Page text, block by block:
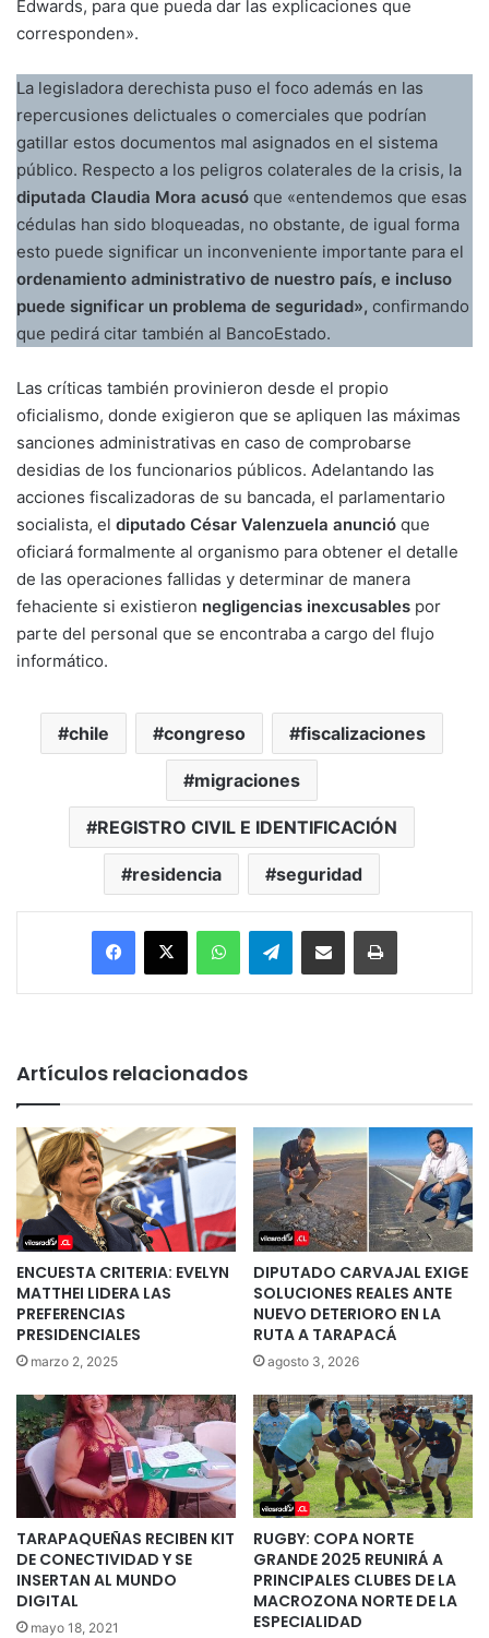
Edwards, para que pueda dar las explicaciones que
corresponden».
La legisladora derechista puso el foco además en las
repercusiones delictuales o comerciales que podrían
gatillar estos documentos mal asignados en el sistema
público. Respecto a los peligros colaterales de la crisis, la
diputada Claudia Mora acusó que «entendemos que esas
cédulas han sido bloqueadas, no obstante, de igual forma
esto puede significar un inconveniente importante para el
ordenamiento administrativo de nuestro país, e incluso
puede significar un problema de seguridad», confirmando
que pedirá citar también al BancoEstado.
Las críticas también provinieron desde el propio
oficialismo, donde exigieron que se apliquen las máximas
sanciones administrativas en caso de comprobarse
desidias de los funcionarios públicos. Adelantando las
acciones fiscalizadoras de su bancada, el parlamentario
socialista, el diputado César Valenzuela anunció que
oficiará formalmente al organismo para obtener el detalle
de las operaciones fallidas y determinar de manera
fehaciente si existieron negligencias inexcusables por
parte del personal que se encontraba a cargo del flujo
informático.
chile congreso fiscalizaciones
migraciones
REGISTRO CIVIL E IDENTIFICACIÓN
residencia seguridad
Facebook
X WhatsAppTelegramEnviar vía email Imprimir
Artículos relacionados
ENCUESTA CRITERIA: EVELYN
MATTHEI LIDERA LAS
PREFERENCIAS
PRESIDENCIALES
marzo 2, 2025
DIPUTADO CARVAJAL EXIGE
SOLUCIONES REALES ANTE
NUEVO DETERIORO EN LA
RUTA A TARAPACÁ
agosto 3, 2026
TARAPAQUEÑAS RECIBEN KIT
DE CONECTIVIDAD Y SE
INSERTAN AL MUNDO
DIGITAL
mayo 18, 2021
RUGBY: COPA NORTE
GRANDE 2025 REUNIRÁ A
PRINCIPALES CLUBES DE LA
MACROZONA NORTE DE LA
ESPECIALIDAD